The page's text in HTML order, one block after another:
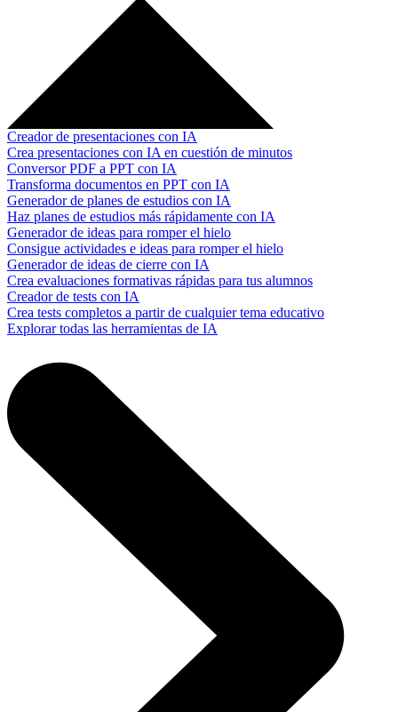
Creador de presentaciones con IA
Crea presentaciones con IA en cuestión de minutos
Conversor PDF a PPT con IA
Transforma documentos en PPT con IA
Generador de planes de estudios con IA
Haz planes de estudios más rápidamente con IA
Generador de ideas para romper el hielo
Consigue actividades e ideas para romper el hielo
Generador de ideas de cierre con IA
Crea evaluaciones formativas rápidas para tus alumnos
Creador de tests con IA
Crea tests completos a partir de cualquier tema educativo
Explorar todas las herramientas de IA